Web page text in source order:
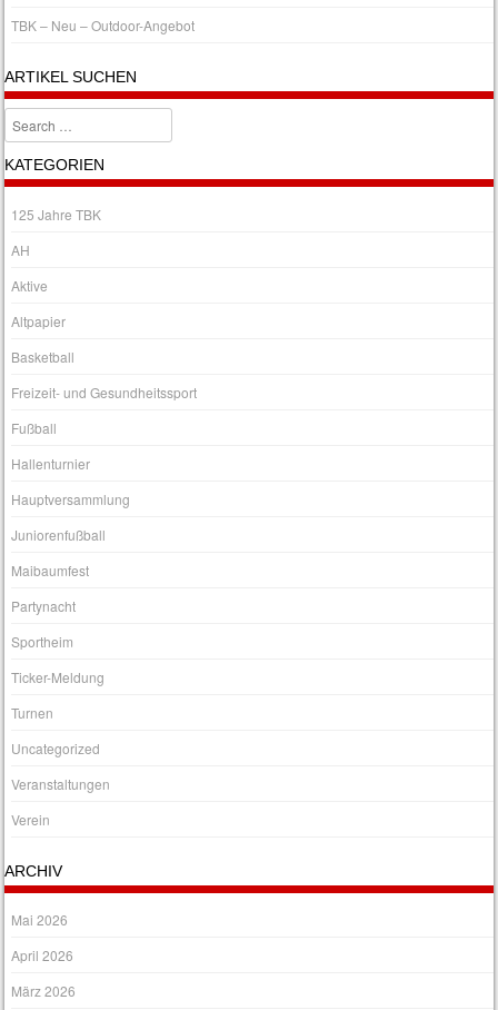
TBK – Neu – Outdoor-Angebot
ARTIKEL SUCHEN
Search
KATEGORIEN
125 Jahre TBK
AH
Aktive
Altpapier
Basketball
Freizeit- und Gesundheitssport
Fußball
Hallenturnier
Hauptversammlung
Juniorenfußball
Maibaumfest
Partynacht
Sportheim
Ticker-Meldung
Turnen
Uncategorized
Veranstaltungen
Verein
ARCHIV
Mai 2026
April 2026
März 2026